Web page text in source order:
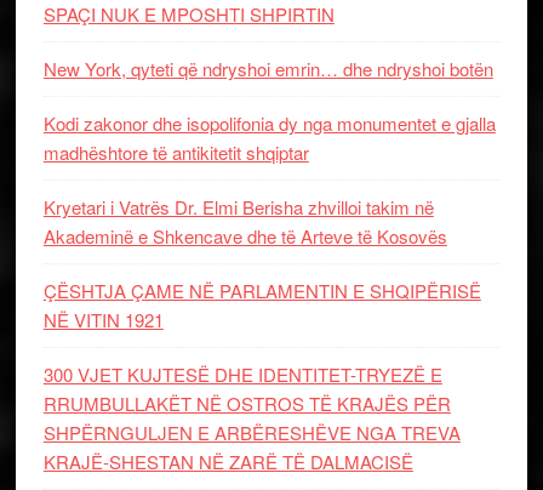
SPAÇI NUK E MPOSHTI SHPIRTIN
New York, qyteti që ndryshoi emrin… dhe ndryshoi botën
Kodi zakonor dhe isopolifonia dy nga monumentet e gjalla
madhështore të antikitetit shqiptar
Kryetari i Vatrës Dr. Elmi Berisha zhvilloi takim në
Akademinë e Shkencave dhe të Arteve të Kosovës
ÇËSHTJA ÇAME NË PARLAMENTIN E SHQIPËRISË
NË VITIN 1921
300 VJET KUJTESË DHE IDENTITET-TRYEZË E
RRUMBULLAKËT NË OSTROS TË KRAJËS PËR
SHPËRNGULJEN E ARBËRESHËVE NGA TREVA
KRAJË-SHESTAN NË ZARË TË DALMACISË